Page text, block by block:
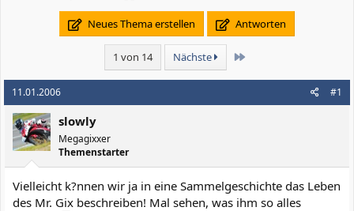
Neues Thema erstellen Antworten
1 von 14 Nächste Letzte
11.01.2006 #1
slowly
Megagixxer
Themenstarter
Vielleicht k?nnen wir ja in eine Sammelgeschichte das Leben
des Mr. Gix beschreiben! Mal sehen, was ihm so alles